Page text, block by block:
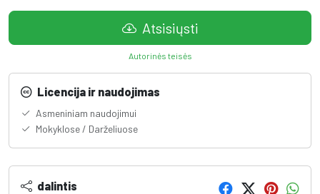
Atsisiųsti
Autorinės teisės
Licencija ir naudojimas
Asmeniniam naudojimui
Mokyklose / Darželiuose
dalintis